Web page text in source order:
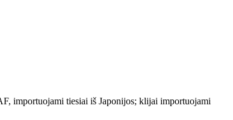
importuojami tiesiai iš Japonijos; klijai importuojami